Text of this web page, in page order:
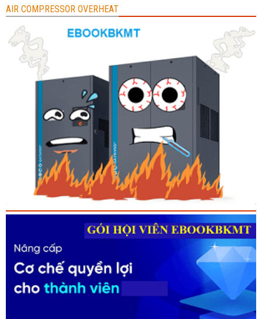
AIR COMPRESSOR OVERHEAT